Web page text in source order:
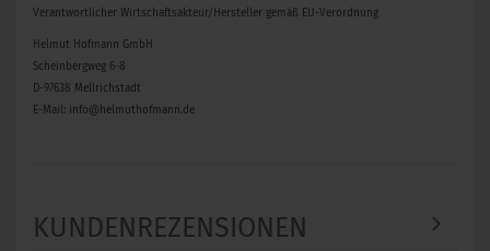
Verantwortlicher Wirtschaftsakteur/Hersteller gemäß EU-Verordnung
Helmut Hofmann GmbH
Scheinbergweg 6-8
D-97638 Mellrichstadt
E-Mail: info@helmuthofmann.de
KUNDENREZENSIONEN